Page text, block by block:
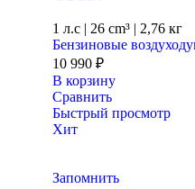
1 л.с | 26 cm³ | 2,76 кг
Бензиновые
10 990 ₽
В корзину
Сравнить
Быстрый просмотр
Хит
Запомнить